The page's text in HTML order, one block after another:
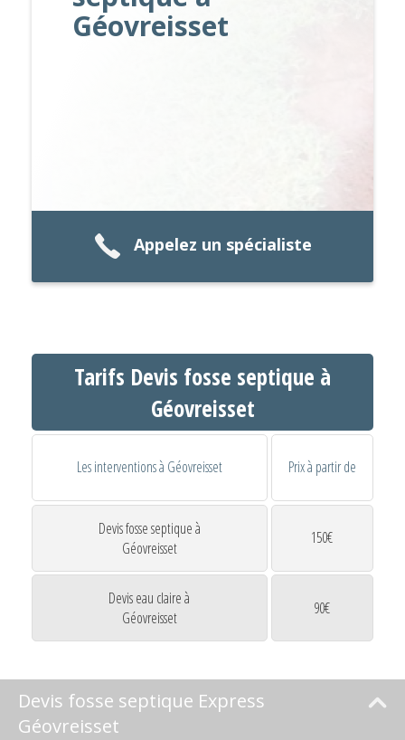
Géovreisset
Appelez un spécialiste
Tarifs Devis fosse septique à
Géovreisset
Les interventions à Géovreisset Prix à partir de
Devis fosse septique à
Géovreisset
150€
Devis eau claire à
Géovreisset
90€
Devis fosse septique Express
Géovreisset